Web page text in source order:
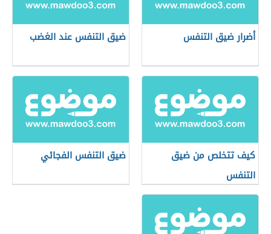
أضرار ضيق التنفس ضيق التنفس عند الغضب
كيف تتخلص من ضيق
التنفس
ضيق التنفس الفجائي